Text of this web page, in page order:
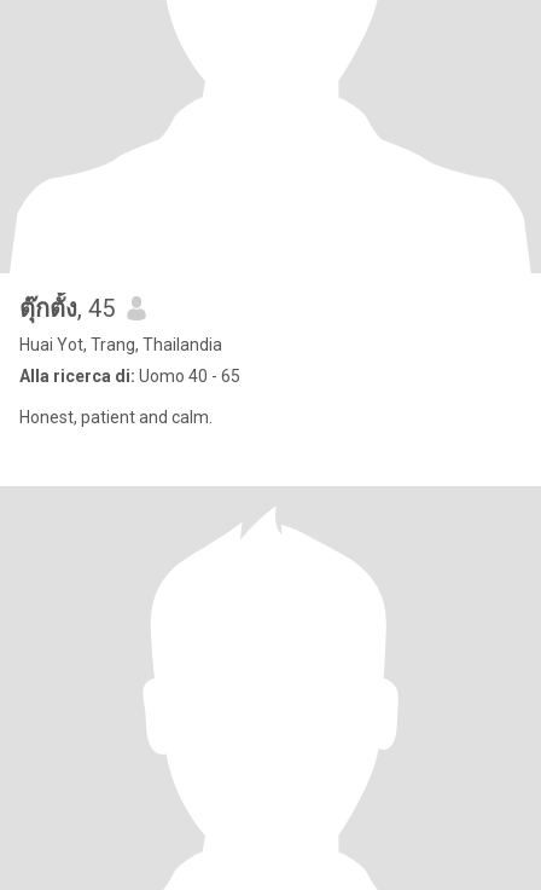
ตุ๊กตั้ง, 45
Huai Yot, Trang, Thailandia
Alla ricerca di: Uomo 40 - 65
Honest, patient and calm.